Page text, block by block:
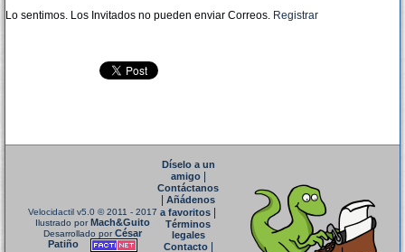
Lo sentimos. Los Invitados no pueden enviar Correos. Registrar
Velocidactil v5.0 © 2011 - 2017
Ilustrado porMach&Guito
Desarrollado porCésar
Patiño
Díselo a un
amigo|
Contáctanos
Añádenos
a favoritos
Términos
legales
Contacto|